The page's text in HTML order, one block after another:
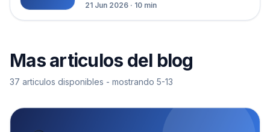
21 Jun 2026 · 10 min
Mas articulos del blog
37 articulos disponibles - mostrando 5-13